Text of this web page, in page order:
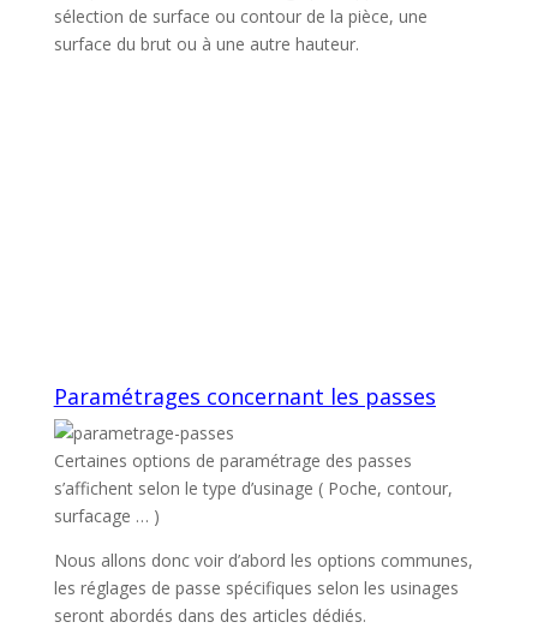
sélection de surface ou contour de la pièce, une
surface du brut ou à une autre hauteur.
Paramétrages concernant les passes
Certaines options de paramétrage des passes
s’affichent selon le type d’usinage ( Poche, contour,
surfacage … )
Nous allons donc voir d’abord les options communes,
les réglages de passe spécifiques selon les usinages
seront abordés dans des articles dédiés.